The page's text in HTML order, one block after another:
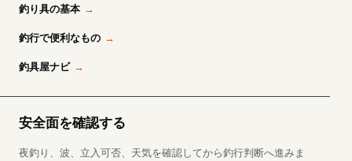
釣り具の基本
釣行で便利なもの
釣具屋ナビ
安全面を確認する
夜釣り、波、立入可否、天気を確認してから釣行判断へ進みま